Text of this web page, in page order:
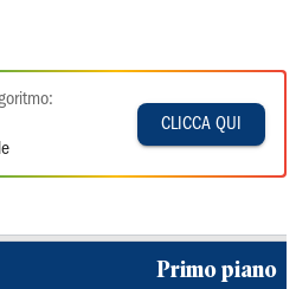
CLICCA QUI
Primo piano